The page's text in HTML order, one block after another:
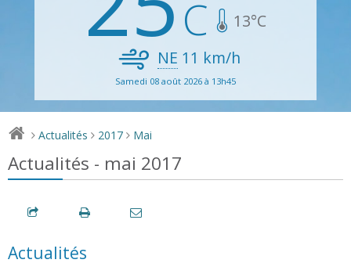
13°C
NE 11 km/h
Samedi 08 août 2026 à 13h45
> Actualités > 2017 > Mai
Actualités - mai 2017
Actualités